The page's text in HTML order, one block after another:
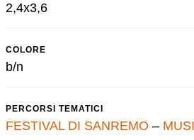
2,4x3,6
COLORE
b/n
PERCORSI TEMATICI
FESTIVAL DI SANREMO –